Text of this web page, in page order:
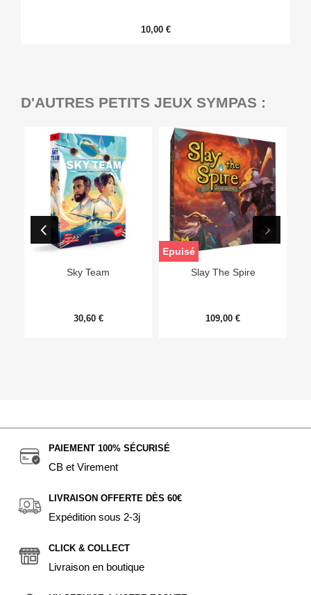
10,00 €
D'AUTRES PETITS JEUX SYMPAS :
Sky Team
30,60 €
Slay The Spire
109,00 €
Epuisé
PAIEMENT 100% SÉCURISÉ
CB et Virement
LIVRAISON OFFERTE DÈS 60€
Expédition sous 2-3j
CLICK & COLLECT
Livraison en boutique